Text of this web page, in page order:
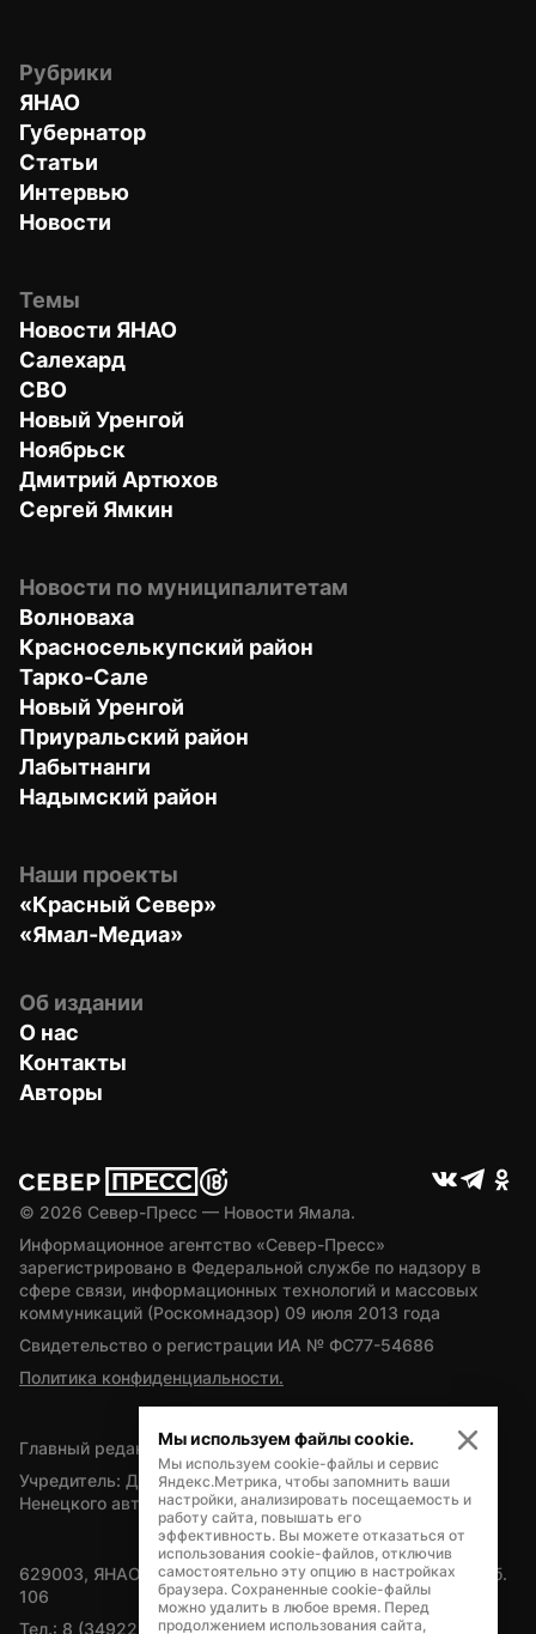
Рубрики
ЯНАО
Губернатор
Статьи
Интервью
Новости
Темы
Новости ЯНАО
Салехард
СВО
Новый Уренгой
Ноябрьск
Дмитрий Артюхов
Сергей Ямкин
Новости по муниципалитетам
Волноваха
Красноселькупский район
Тарко-Сале
Новый Уренгой
Приуральский район
Лабытнанги
Надымский район
Наши проекты
«Красный Север»
«Ямал-Медиа»
Об издании
О нас
Контакты
Авторы
© 2026 Север-Пресс — Новости Ямала.
Информационное агентство «Север-Пресс»
зарегистрировано в Федеральной службе по надзору в
сфере связи, информационных технологий и массовых
коммуникаций (Роскомнадзор) 09 июля 2013 года
Свидетельство о регистрации ИА № ФС77-54686
Политика конфиденциальности.
Главный редактор — А.Л. Поздеев
Учредитель: Департамент внутренней политики Ямало-
Ненецкого автономного округа
629003, ЯНАО, Салехард, мкр. Богдана Кнунянца, д.1, каб.
106
Тел.: 8 (34922) 71262
Мы используем файлы cookie.
Мы используем cookie-файлы и сервис
Яндекс.Метрика, чтобы запомнить ваши
настройки, анализировать посещаемость и
работу сайта, повышать его
эффективность. Вы можете отказаться от
использования cookie-файлов, отключив
самостоятельно эту опцию в настройках
браузера. Сохраненные cookie-файлы
можно удалить в любое время. Перед
продолжением использования сайта,